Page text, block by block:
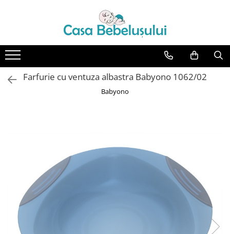
Toate Produsele
Accesorii carucioare copii
Accesorii carucioare
Genti
Accesorii ingrijire copii
Bureti baie cadita
Cadite 86 cm
Cadite 92 cm
Farfurie cu ventuza albastra Babyono 1062/02
Babyono